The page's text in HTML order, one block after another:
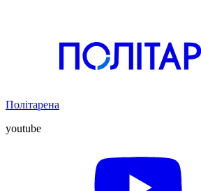
Політарена
youtube